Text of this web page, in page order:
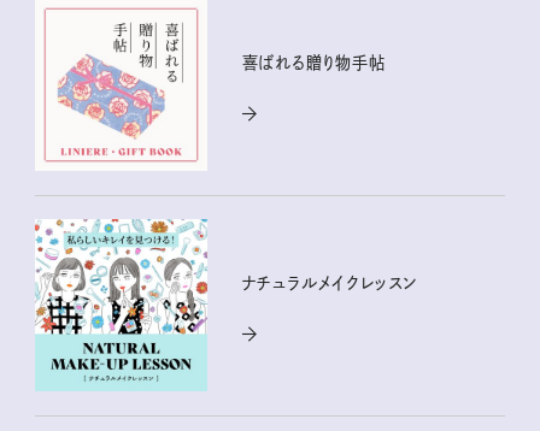
喜ばれる贈り物手帖
ナチュラルメイクレッスン